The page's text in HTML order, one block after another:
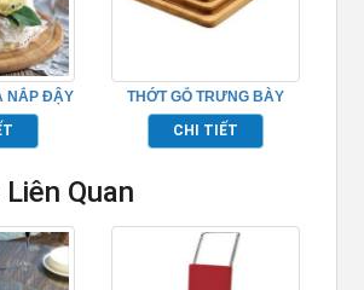
NẮP ĐẬY
THỚT GỖ TRƯNG BÀY
40CM – TPHM0221
CHI TIẾT
Quan